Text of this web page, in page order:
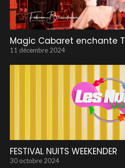
Magic Cabaret enchante
11 décembre 2024
FESTIVAL NUITS WEEKENDER
30 octobre 2024